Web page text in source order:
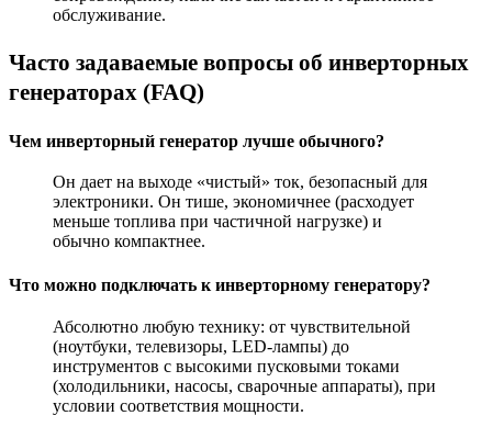
обслуживание.
Часто задаваемые вопросы об инверторных
генераторах (FAQ)
Чем инверторный генератор лучше обычного?
Он дает на выходе «чистый» ток, безопасный для
электроники. Он тише, экономичнее (расходует
меньше топлива при частичной нагрузке) и
обычно компактнее.
Что можно подключать к инверторному генератору?
Абсолютно любую технику: от чувствительной
(ноутбуки, телевизоры, LED-лампы) до
инструментов с высокими пусковыми токами
(холодильники, насосы, сварочные аппараты), при
условии соответствия мощности.